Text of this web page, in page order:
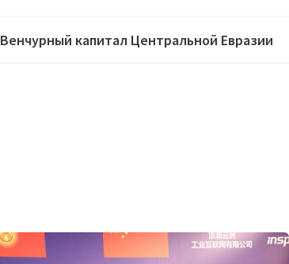
Венчурный капитал Центральной Евразии